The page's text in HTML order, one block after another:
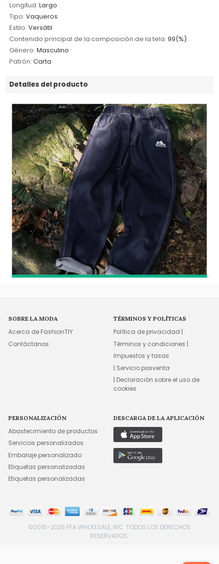
Longitud: Largo
Tipo: Vaqueros
Estilo: Versátil
Contenido principal de la composición de la tela: 99(%)
Género: Masculino
Patrón: Carta
Detalles del producto
SOBRE LA MODA
Acerca de FashionTIY
Contáctanos
TÉRMINOS Y POLÍTICAS
Política de privacidad |
Términos y condiciones |
Impuestos y tasas
| Servicio posventa
| Declaración sobre el uso de
cookies
PERSONALIZACIÓN
Abastecimiento de productos
Servicios personalizados
Embalaje personalizado
Etiquetas personalizadas
Etiquetas personalizadas
DESCARGA DE LA APLICACIÓN
©2015-2026 FFA WHOLESALE, INC. TODOS LOS DERECHOS
RESERVADOS.